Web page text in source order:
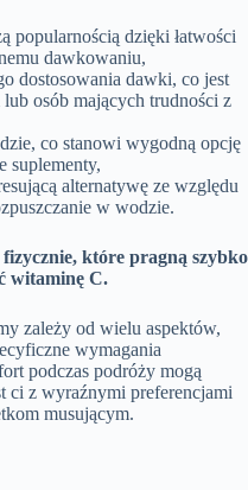
popularnością dzięki łatwości
dawkowaniu,
dostosowania dawki, co jest
osób mających trudności z
co stanowi wygodną opcję
suplementy,
alternatywę ze względu
w wodzie.
które pragną szybko
witaminę C.
zależy od wielu aspektów,
wymagania
podczas podróży mogą
ci z wyraźnymi preferencjami
musującym.